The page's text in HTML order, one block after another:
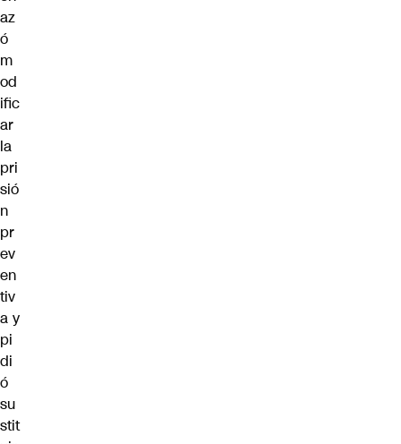
az
ó
m
od
ific
ar
la
pri
sió
n
pr
ev
en
tiv
a y
pi
di
ó
su
stit